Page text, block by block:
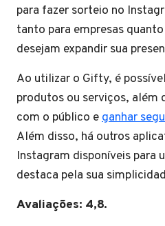
para fazer sorteio no
tanto para empresas
desejam expandir sua
Ao utilizar o Gifty, é
produtos ou serviços, além
com o público eganhar
Além disso, há outros
Instagram disponíveis para
destaca pela sua
Avaliações: 4,8.